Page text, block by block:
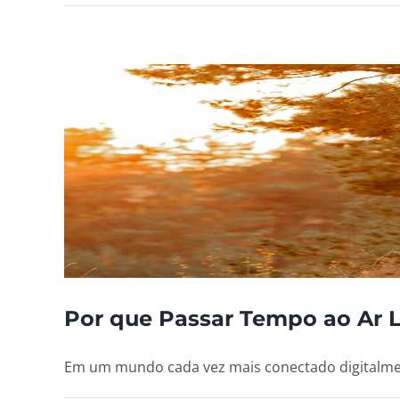
Por que Passar Tempo ao Ar
Em um mundo cada vez mais conectado